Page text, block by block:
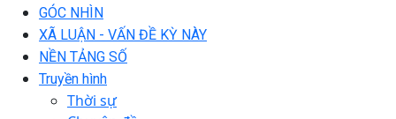
GÓC NHÌN
XÃ LUẬN - VẤN ĐỀ KỲ NÀY
NỀN TẢNG SỐ
Truyền hình
Thời sự